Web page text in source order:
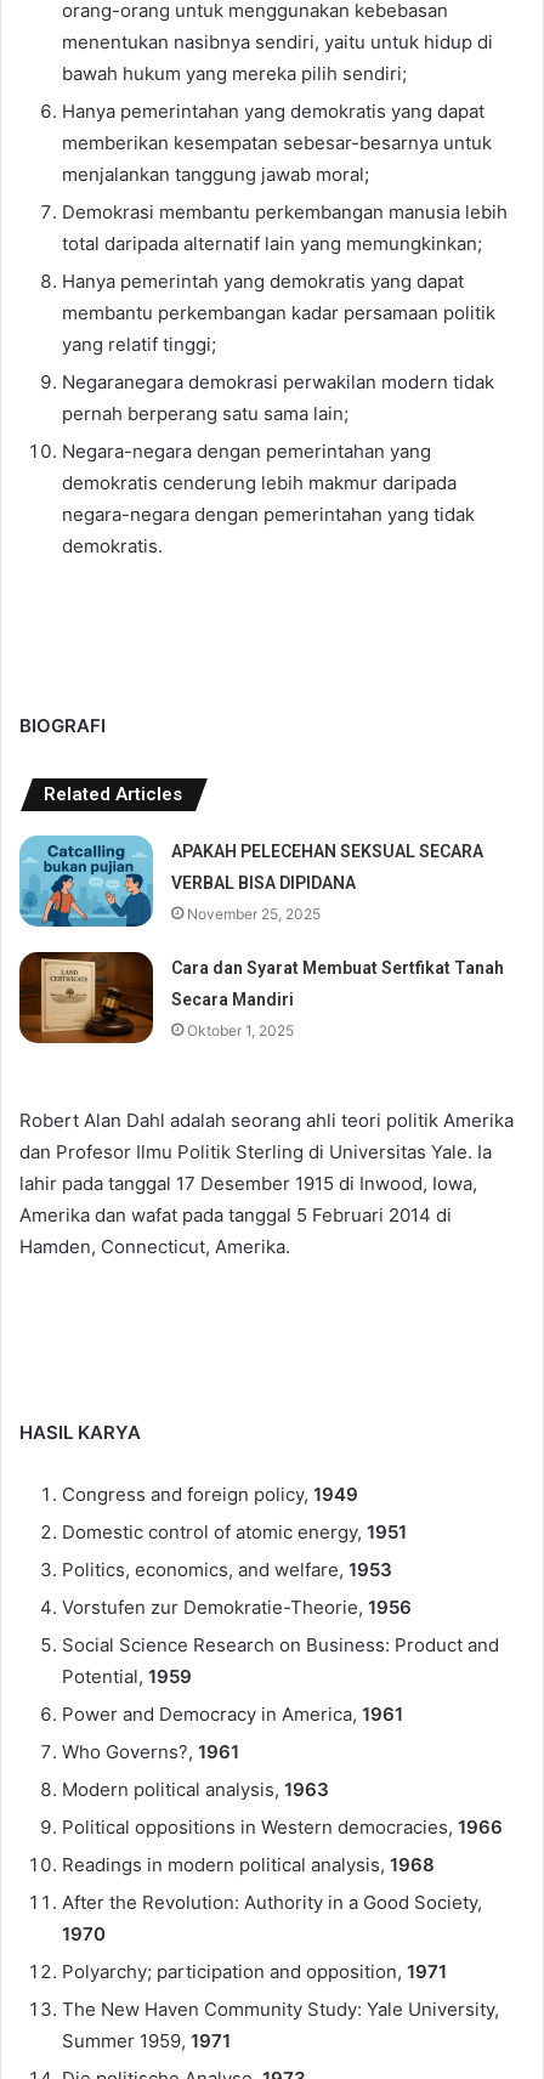
orang-orang untuk menggunakan kebebasan
menentukan nasibnya sendiri, yaitu untuk hidup di
bawah hukum yang mereka pilih sendiri;
Hanya pemerintahan yang demokratis yang dapat
memberikan kesempatan sebesar-besarnya untuk
menjalankan tanggung jawab moral;
Demokrasi membantu perkembangan manusia lebih
total daripada alternatif lain yang memungkinkan;
Hanya pemerintah yang demokratis yang dapat
membantu perkembangan kadar persamaan politik
yang relatif tinggi;
Negaranegara demokrasi perwakilan modern tidak
pernah berperang satu sama lain;
Negara-negara dengan pemerintahan yang
demokratis cenderung lebih makmur daripada
negara-negara dengan pemerintahan yang tidak
demokratis.
BIOGRAFI
Related Articles
APAKAH PELECEHAN SEKSUAL SECARA
VERBAL BISA DIPIDANA
November 25, 2025
Cara dan Syarat Membuat Sertfikat Tanah
Secara Mandiri
Oktober 1, 2025
Robert Alan Dahl adalah seorang ahli teori politik Amerika
dan Profesor Ilmu Politik Sterling di Universitas Yale. Ia
lahir pada tanggal 17 Desember 1915 di Inwood, Iowa,
Amerika dan wafat pada tanggal 5 Februari 2014 di
Hamden, Connecticut, Amerika.
HASIL KARYA
Congress and foreign policy, 1949
Domestic control of atomic energy, 1951
Politics, economics, and welfare, 1953
Vorstufen zur Demokratie-Theorie, 1956
Social Science Research on Business: Product and
Potential, 1959
Power and Democracy in America, 1961
Who Governs?, 1961
Modern political analysis, 1963
Political oppositions in Western democracies, 1966
Readings in modern political analysis, 1968
After the Revolution: Authority in a Good Society,
1970
Polyarchy; participation and opposition, 1971
The New Haven Community Study: Yale University,
Summer 1959, 1971